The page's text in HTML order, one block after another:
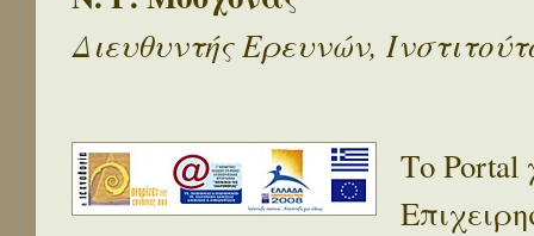
Διευθυντής Ερευνών,
Το Portal